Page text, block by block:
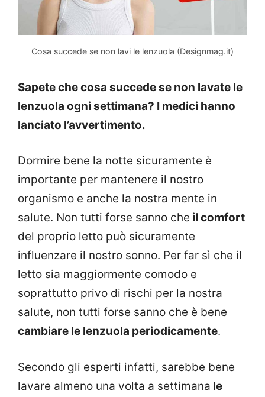
Cosa succede se non lavi le lenzuola (Designmag.it)
Sapete che cosa succede se non lavate le
lenzuola ogni settimana? I medici hanno
lanciato l’avvertimento.
Dormire bene la notte sicuramente è
importante per mantenere il nostro
organismo e anche la nostra mente in
salute. Non tutti forse sanno che il comfort
del proprio letto può sicuramente
influenzare il nostro sonno. Per far sì che il
letto sia maggiormente comodo e
soprattutto privo di rischi per la nostra
salute, non tutti forse sanno che è bene
cambiare le lenzuola periodicamente.
Secondo gli esperti infatti, sarebbe bene
lavare almeno una volta a settimana le